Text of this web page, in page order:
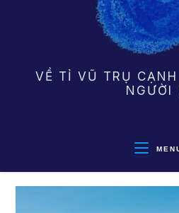
VỀ TỈ VŨ TRỤ CẠNH
NGƯỜI